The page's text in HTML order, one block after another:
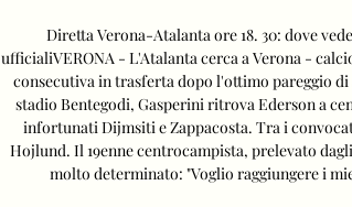
Diretta Verona-Atalanta ore 18. 30: dove
ufficialiVERONA - L'Atalanta cerca a Verona -
consecutiva in trasferta dopo l'ottimo pareggio
stadio Bentegodi, Gasperini ritrova Ederson a
infortunati Dijmsiti e Zappacosta. Tra i
Hojlund. Il 19enne centrocampista, prelevato
molto determinato: "Voglio raggiungere i